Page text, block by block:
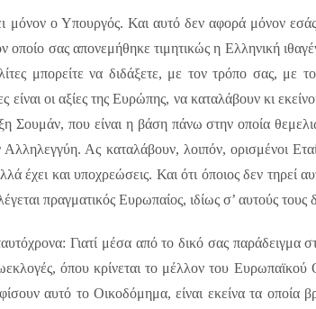
μόνον ο Υπουργός. Και αυτό δεν αφορά μόνον
σας απονεμήθηκε τιμητικώς η Ελληνική
μπορείτε να διδάξετε, με τον τρόπο σας, με
οι αξίες της Ευρώπης, να καταλάβουν κι
που είναι η βάση πάνω στην οποία
Ας καταλάβουν, λοιπόν, ορισμένοι
έχει και υποχρεώσεις. Και ότι όποιος δεν τηρεί
πραγματικός Ευρωπαίος, ιδίως σ’ αυτούς τους
Γιατί μέσα από το δικό σας παράδειγμα
όπου κρίνεται το μέλλον του Ευρωπαϊκού
αυτό το Οικοδόμημα, είναι εκείνα τα οποία